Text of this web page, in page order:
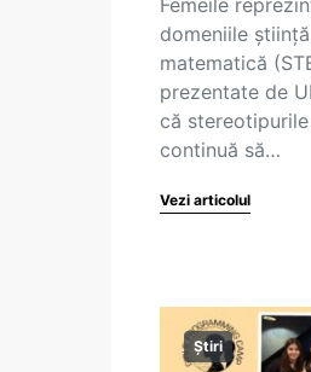
Femeile
domeniile
matematică
prezentate de
că
continuă să…
Vezi articolul
Știri